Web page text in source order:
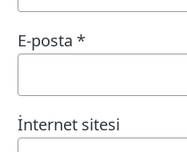
E-posta *
İnternet sitesi